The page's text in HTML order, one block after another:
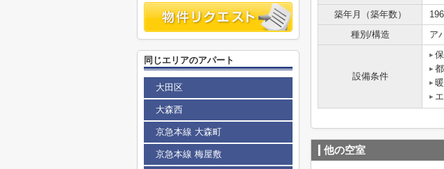
築年月（築年数）
種別/構造
ア
設備条件
他の空室
同じエリアのアパート
大田区
大森西
京急本線 大森町
京急本線 梅屋敷